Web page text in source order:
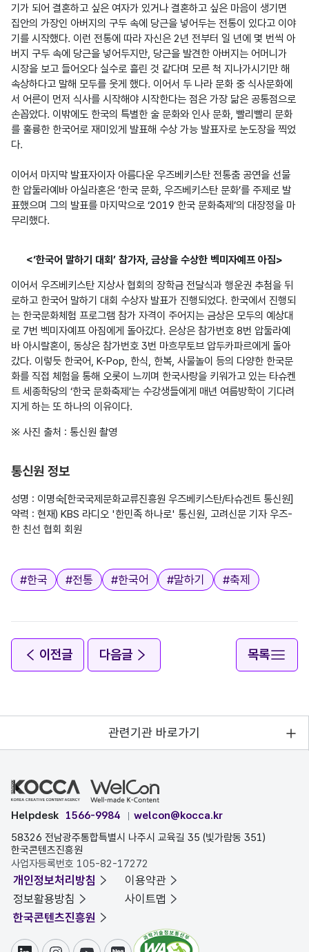
기가 되어 결혼하고 싶은 여자가 있거나 결혼하고 싶은 마음이 생기면
집안의 가장인 아버지의 구두 속에 당근을 넣어두는 전통이 있다고 이야
기를 시작했다. 이런 전통에 따라 자신은 2년 전부터 일 년에 몇 번씩 아
버지 구두 속에 당근을 넣어두지만, 당근을 발견한 아버지는 어머니가
시장을 보고 들어오다 실수로 흘린 것 같다며 모른 척 지나가시기만 해
속상하다고 말해 모두를 웃게 했다. 이어서 두 나라 문화 중 식사문화에
서 어른이 먼저 식사를 시작해야 시작한다는 점은 가장 닮은 공통점으로
손꼽았다. 이밖에도 한국의 특별한 술 문화와 인사 문화, 빨리빨리 문화
를 훌륭한 한국어로 재미있게 발표해 수상 가능 발표자로 눈도장을 찍었
다.
이어서 마지막 발표자이자 아름다운 우즈베키스탄 전통춤 공연을 선물
한 압둘라예바 아실라혼은 ‘한국 문화, 우즈베키스탄 문화’를 주제로 발
표했으며 그의 발표를 마지막으로 ‘2019 한국 문화축제’의 대장정을 마
무리했다.
<‘한국어 말하기 대회’ 참가자, 금상을 수상한 벡미자예프 아짐>
이어서 우즈베키스탄 지상사 협회의 장학금 전달식과 행운권 추첨을 뒤
로하고 한국어 말하기 대회 수상자 발표가 진행되었다. 한국에서 진행되
는 한국문화체험 프로그램 참가 자격이 주어지는 금상은 모두의 예상대
로 7번 벡미자예프 아짐에게 돌아갔다. 은상은 참가번호 8번 압둘라예
바 아시랄혼이, 동상은 참가번호 3번 마흐무토브 압두카파르에게 돌아
갔다. 이렇듯 한국어, K-Pop, 한식, 한복, 사물놀이 등의 다양한 한국문
화를 직접 체험을 통해 오롯이 느끼며 한국사랑을 키워가고 있는 타슈켄
트 세종학당의 ‘한국 문화축제’는 수강생들에게 매년 여름방학이 기다려
지게 하는 또 하나의 이유이다.
※ 사진 출처 : 통신원 촬영
통신원 정보
성명 : 이명숙[한국국제문화교류진흥원 우즈베키스탄/타슈겐트 통신원]
약력 : 현재) KBS 라디오 '한민족 하나로' 통신원, 고려신문 기자 우즈-
한 친선 협회 회원
태그
#한국 #전통 #한국어 #말하기 #축제
이전글 다음글 목록
관련기관 바로가기
Helpdesk 1566-9984
welcon@kocca.kr
58326 전남광주통합특별시 나주시 교육길 35 (빛가람동 351)
한국콘텐츠진흥원
사업자등록번호 105-82-17272
개인정보처리방침
이용약관
정보활용방침
사이트맵
한국콘텐츠진흥원